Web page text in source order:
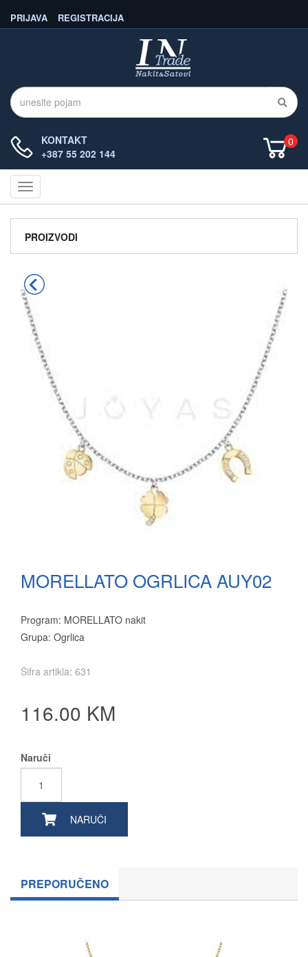
REGISTRACIJA
PRIJAVA
KONTAKT
+387 55 202 144
0
Navigacija
PROIZVODI
MORELLATO OGRLICA AUY02
Program: MORELLATO nakit
Grupa: Ogrlica
Šifra artikla: 631
116.00 KM
Naruči
NARUČI
PREPORUČENO